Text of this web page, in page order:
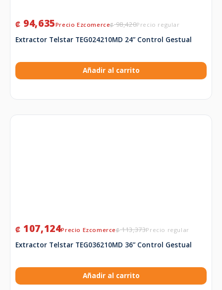
₡98,420
₡ 94,635
Extractor Telstar TEG024210MD 24” Control Gestual
Añadir al carrito
₡113,373
₡ 107,124
Extractor Telstar TEG036210MD 36” Control Gestual
Añadir al carrito